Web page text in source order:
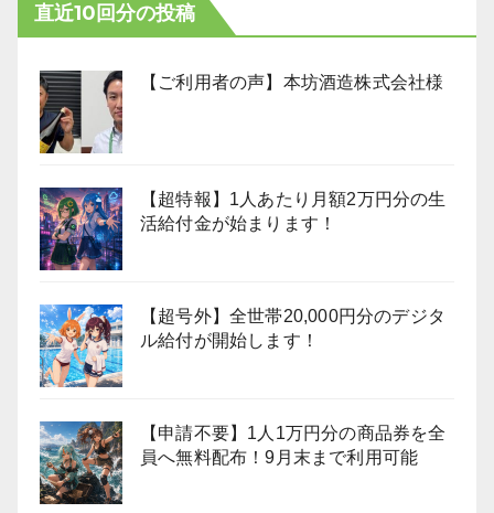
直近10回分の投稿
【ご利用者の声】本坊酒造株式会社様
【超特報】1人あたり月額2万円分の生
活給付金が始まります！
【超号外】全世帯20,000円分のデジタ
ル給付が開始します！
【申請不要】1人1万円分の商品券を全
員へ無料配布！9月末まで利用可能